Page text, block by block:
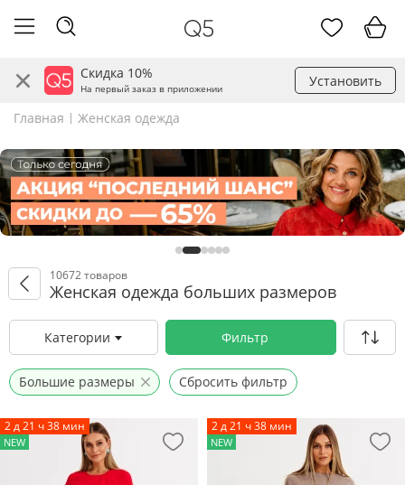
Скидка 10%
На первый заказ в приложении Установить
Главная Женская одежда
10672 товаров
Женская одежда больших размеров
Категории Фильтр
Большие размеры Сбросить фильтр
2 д 21 ч 38 мин
NEW
2 д 21 ч 38 мин
NEW